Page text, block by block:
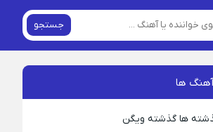
جستجو
ها
ها گذشته ویگن